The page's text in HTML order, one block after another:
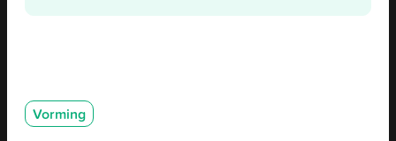
Categorieën
Vorming